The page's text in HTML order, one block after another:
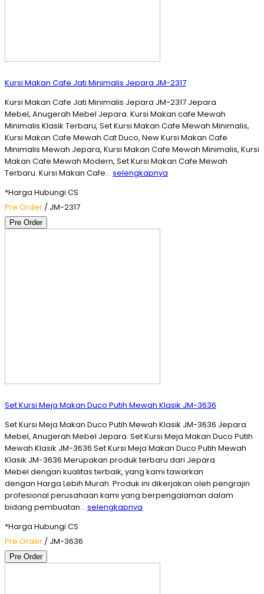
Kursi Makan Cafe Jati Minimalis Jepara JM-2317
Kursi Makan Cafe Jati Minimalis Jepara JM-2317 Jepara
Mebel, Anugerah Mebel Jepara. Kursi Makan cafe Mewah
Minimalis Klasik Terbaru, Set Kursi Makan Cafe Mewah Minimalis,
Kursi Makan Cafe Mewah Cat Duco, New Kursi Makan Cafe
Minimalis Mewah Jepara, Kursi Makan Cafe Mewah Minimalis, Kursi
Makan Cafe Mewah Modern, Set Kursi Makan Cafe Mewah
Terbaru. Kursi Makan Cafe… selengkapnya
*Harga Hubungi CS
Pre Order / JM-2317
Pre Order
Set Kursi Meja Makan Duco Putih Mewah Klasik JM-3636
Set Kursi Meja Makan Duco Putih Mewah Klasik JM-3636 Jepara
Mebel, Anugerah Mebel Jepara. Set Kursi Meja Makan Duco Putih
Mewah Klasik JM-3636 Set Kursi Meja Makan Duco Putih Mewah
Klasik JM-3636 Merupakan produk terbaru dari Jepara
Mebel dengan kualitas terbaik, yang kami tawarkan
dengan Harga Lebih Murah. Produk ini dikerjakan oleh pengrajin
profesional perusahaan kami yang berpengalaman dalam
bidang pembuatan… selengkapnya
*Harga Hubungi CS
Pre Order / JM-3636
Pre Order